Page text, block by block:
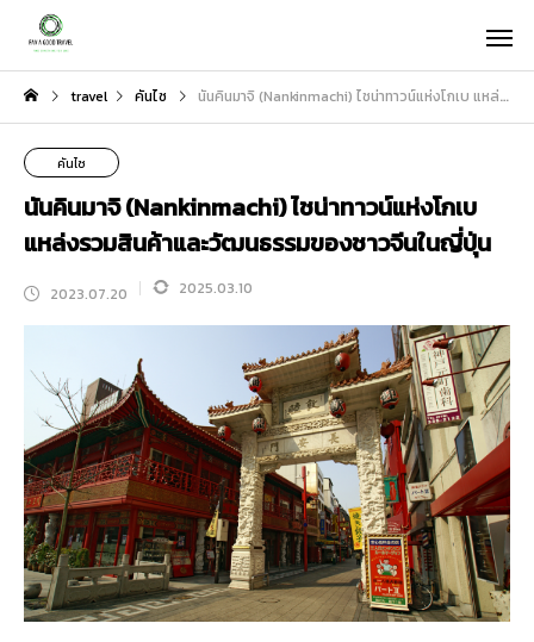
travel คันไซ นันคินมาจิ (Nankinmachi) ไชน่าทาวน์แห่งโกเบ แหล่งรวมสินค้าและวัฒนธรรมของชาวจีนในญี่ปุ่น
คันไซ
นันคินมาจิ (Nankinmachi) ไชน่าทาวน์แห่งโกเบ
แหล่งรวมสินค้าและวัฒนธรรมของชาวจีนในญี่ปุ่น
2023.07.20 2025.03.10